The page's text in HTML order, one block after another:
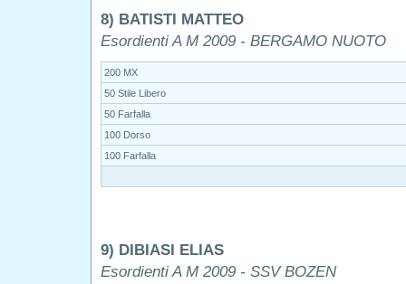
8) BATISTI MATTEO
Esordienti A M 2009 - BERGAMO NUOTO
200 MX
50 Stile Libero
50 Farfalla
100 Dorso
100 Farfalla
9) DIBIASI ELIAS
Esordienti A M 2009 - SSV BOZEN